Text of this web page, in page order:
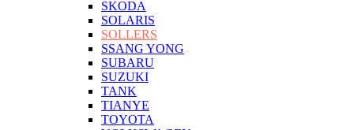
SKODA
SOLARIS
SOLLERS
SSANG YONG
SUBARU
SUZUKI
TANK
TIANYE
TOYOTA